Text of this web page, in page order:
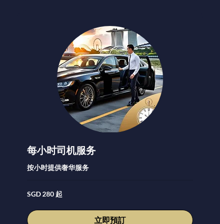
每小时司机服务
按小时提供奢华服务
280
新
元
SGD 280 起
立即預訂